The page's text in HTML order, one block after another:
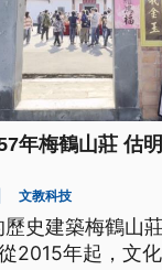
年梅鶴山莊 估
文教科技
史建築梅鶴山
2015年起，文